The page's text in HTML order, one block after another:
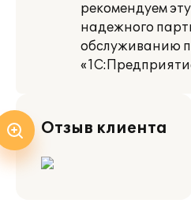
рекомендуем
надежного
обслуживанию
Отзыв клиента